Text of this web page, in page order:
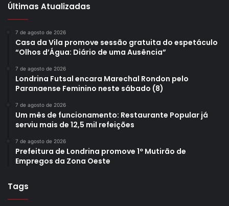
Últimas Atualizadas
7 de agosto de 2026
Casa da Vila promove sessão gratuita do espetáculo
“Olhos d’Água: Diário de uma Ausência”
7 de agosto de 2026
Londrina Futsal encara Marechal Rondon pelo
Paranaense Feminino neste sábado (8)
7 de agosto de 2026
Um mês de funcionamento: Restaurante Popular já
serviu mais de 12,5 mil refeições
7 de agosto de 2026
Prefeitura de Londrina promove 1º Mutirão de
Empregos da Zona Oeste
Tags